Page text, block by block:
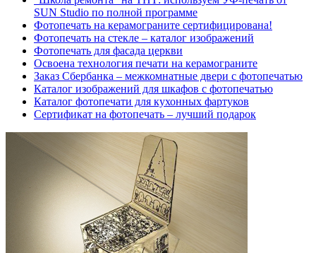
SUN Studio по полной программе
Фотопечать на керамограните сертифицирована!
Фотопечать на стекле – каталог изображений
Фотопечать для фасада церкви
Освоена технология печати на керамограните
Заказ Сбербанка – межкомнатные двери с фотопечатью
Каталог изображений для шкафов с фотопечатью
Каталог фотопечати для кухонных фартуков
Сертификат на фотопечать – лучший подарок